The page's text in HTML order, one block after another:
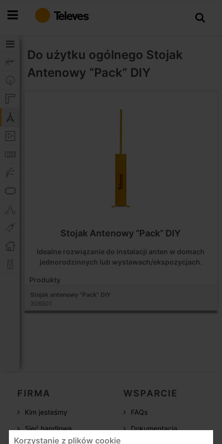
do
Do użytku ogólnego Stojak
Antenowy “Pack” DIY
Stojak Antenowy “Pack” DIY
Idealne rozwiązanie do instalacji anten w domach
jednorodzinnych lub wystawach/ekspozycjach.
Produkty
Stojak antenowy "Pack" DIY
306501
FIRMA
Kim jesteśmy
Sieć handlowa
WSPARCIE
FAQs
Dokumentacja
Korzystanie z plików cookie